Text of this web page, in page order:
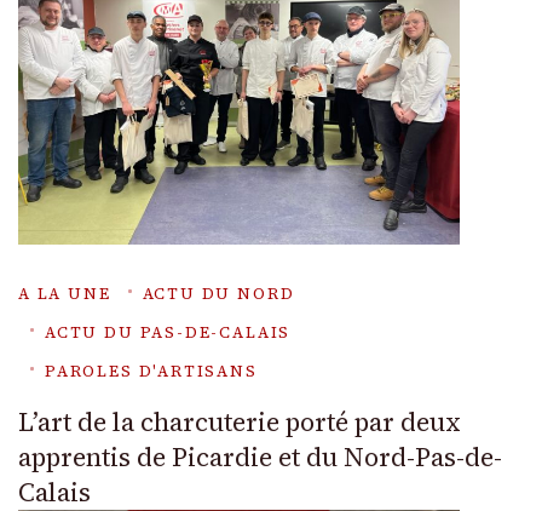
A LA UNE
ACTU DU NORD
ACTU DU PAS-DE-CALAIS
PAROLES D'ARTISANS
L’art de la charcuterie porté par deux
apprentis de Picardie et du Nord-Pas-de-
Calais